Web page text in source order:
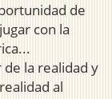
de
con la
la realidad y
al